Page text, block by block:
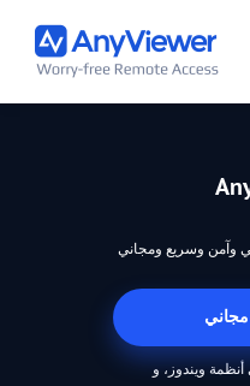
وآمن وسريع ومجاني